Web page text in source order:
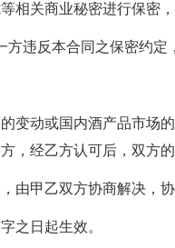
相关商业秘密进行保密
反本合同之保密约定
动或国内酒产品市场的
，经乙方认可后，双方
甲乙双方协商解决，协
日起生效。